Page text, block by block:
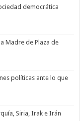
democrática
Madre de Plaza de
políticas ante lo que
Siria, Irak e Irán